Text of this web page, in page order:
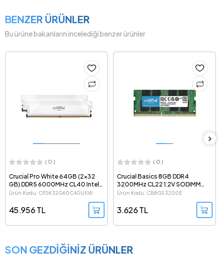
BENZER ÜRÜNLER
Bu ürüne bakanların incelediği benzer ürünler
( 0 )
Crucial Basics 8GB DDR4
3200MHz CL22 1.2V SODIMM
Notebook Ram - CB8GS3200E
Ürün Kodu: CB8GS3200E
3.626 TL
( 0 )
Crucial 16GB (1x16 GB) DDR5
6400MHz CL52 CSODIMM
Notebook Ram -
Ürün Kodu: CT16G64C52CS5
11.232 TL
SON GEZDİĞİNİZ ÜRÜNLER